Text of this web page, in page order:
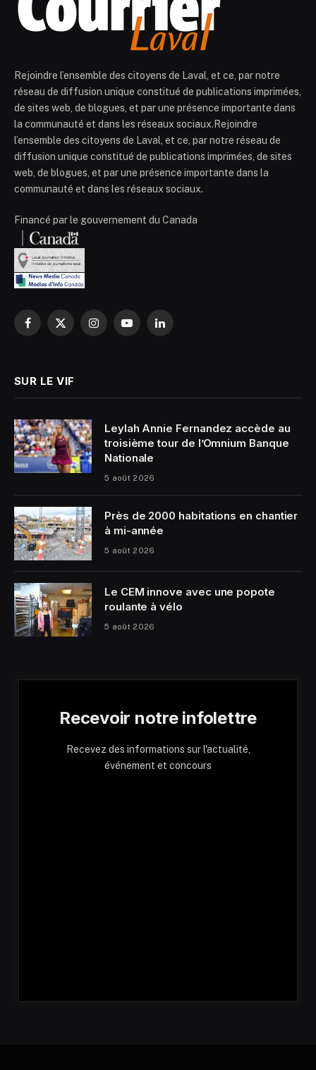
Rejoindre l’ensemble des citoyens de Laval, et ce, par notre
réseau de diffusion unique constitué de publications imprimées,
de sites web, de blogues, et par une présence importante dans
la communauté et dans les réseaux sociaux.Rejoindre
l’ensemble des citoyens de Laval, et ce, par notre réseau de
diffusion unique constitué de publications imprimées, de sites
web, de blogues, et par une présence importante dans la
communauté et dans les réseaux sociaux.
Financé par le gouvernement du Canada
Facebook
X
InstagramYouTubeLinkedIn
SUR LE VIF
Leylah Annie Fernandez accède au
troisième tour de l’Omnium Banque
Nationale
5 août 2026
Près de 2000 habitations en chantier
à mi-année
5 août 2026
Le CEM innove avec une popote
roulante à vélo
5 août 2026
Recevoir notre infolettre
Recevez des informations sur l'actualité,
événement et concours